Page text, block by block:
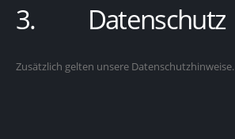
3. Datenschutz
Zusätzlich gelten unsere Datenschutzhinweise.